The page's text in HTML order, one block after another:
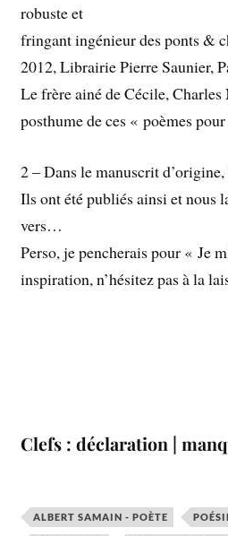
robuste et
fringant ingénieur des ponts &
2012, Librairie Pierre Saunier,
Le frère ainé de Cécile,
posthume de ces « poèmes
2 – Dans le manuscrit
Ils ont été publiés ainsi et nous
vers…
Perso, je pencherais pour « Je
inspiration, n’hésitez pas à la
Clefs : déclaration |
ALBERT SAMAIN - POÈTE